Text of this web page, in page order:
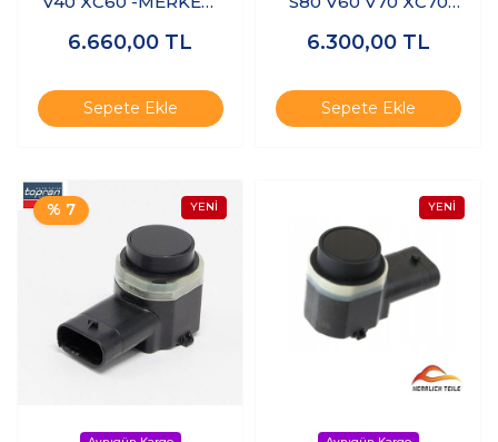
MODÜLÜ
6.660,00 TL
Sepete Ekle
SEVİYE SENSÖRÜ
6.300,00 TL
Sepete Ekle
% 7